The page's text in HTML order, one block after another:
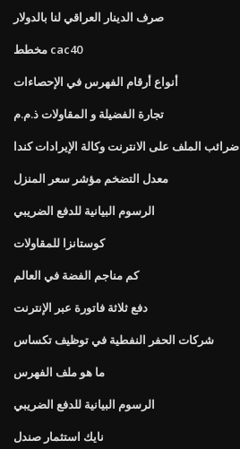
صرف الدينار العراقي لنا بالدولار
مخطط cac40
أنواع أرقام الفهرس في الإحصاءات
تجارة الفضيلة و المقاولات ذ.م.م
ضرائب الملف على الانترنت وكالة الإيرادات كندا
معدل التضخم مؤشر سعر المنزل
الرسوم البيانية للدفع الضريبي
كوستانزا للمقاولات
كم مناجم الفضة في العالم
دفع ثلاثة فاتورة عبر الإنترنت
شركات الحفر النفطية في توظيف تكساس
ما هو ملف الفهرس
الرسوم البيانية للدفع الضريبي
نايك استثمار صندل